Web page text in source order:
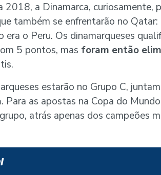
2018, a Dinamarca,
também se enfrentarão no
era o Peru. Os dinamarqueses
5 pontos, mas foram então
estarão no Grupo C,
. Para as apostas na Copa do
atrás apenas dos campeões